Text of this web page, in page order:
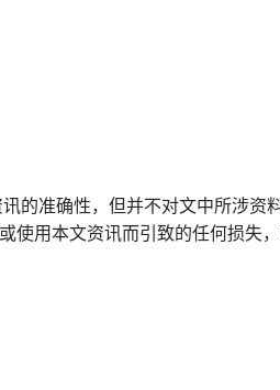
的准确性，但并不对文中所涉资
用本文资讯而引致的任何损失，